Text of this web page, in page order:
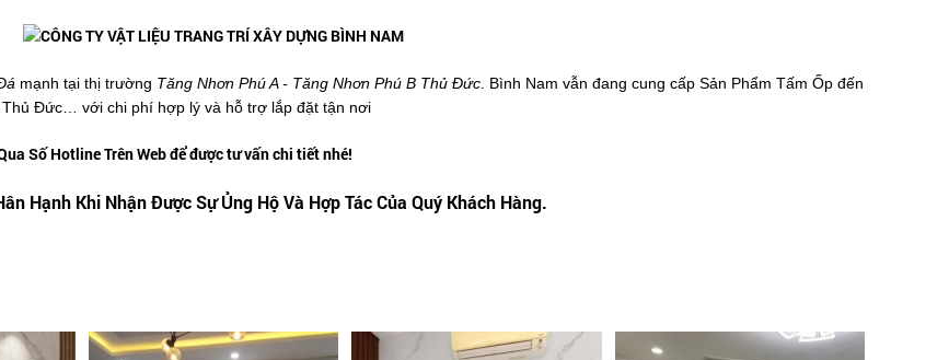
mạnh tại thị trường Tăng Nhơn Phú A - Tăng Nhơn Phú B Thủ Đức. Bình Nam vẫn đang cung cấp Sản Phẩm Tấm Ốp đến
Đức… với chi phí hợp lý và hỗ trợ lắp đặt tận nơi
Số Hotline Trên Web để được tư vấn chi tiết nhé!
Hạnh Khi Nhận Được Sự Ủng Hộ Và Hợp Tác Của Quý Khách Hàng.